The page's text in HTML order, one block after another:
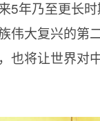
5年乃至更长
伟大复兴的第
也将让世界对